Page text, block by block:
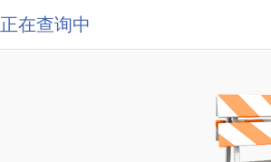
正在查询中